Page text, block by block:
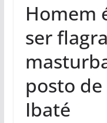
Homem
ser
posto
Ibaté